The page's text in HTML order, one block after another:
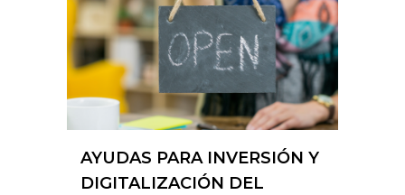
AYUDAS PARA INVERSIÓN Y
DIGITALIZACIÓN DEL